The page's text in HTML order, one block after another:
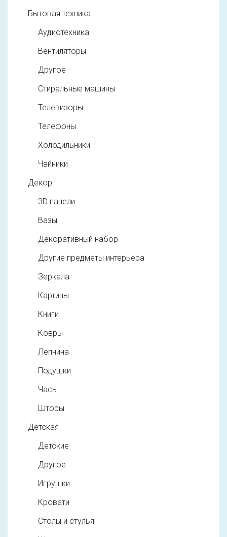
Бытовая техника
Аудиотехника
Вентиляторы
Другое
Стиральные машины
Телевизоры
Телефоны
Холодильники
Чайники
Декор
3D панели
Вазы
Декоративный набор
Другие предметы интерьера
Зеркала
Картины
Книги
Ковры
Лепнина
Подушки
Часы
Шторы
Детская
Детские
Другое
Игрушки
Кровати
Столы и стулья